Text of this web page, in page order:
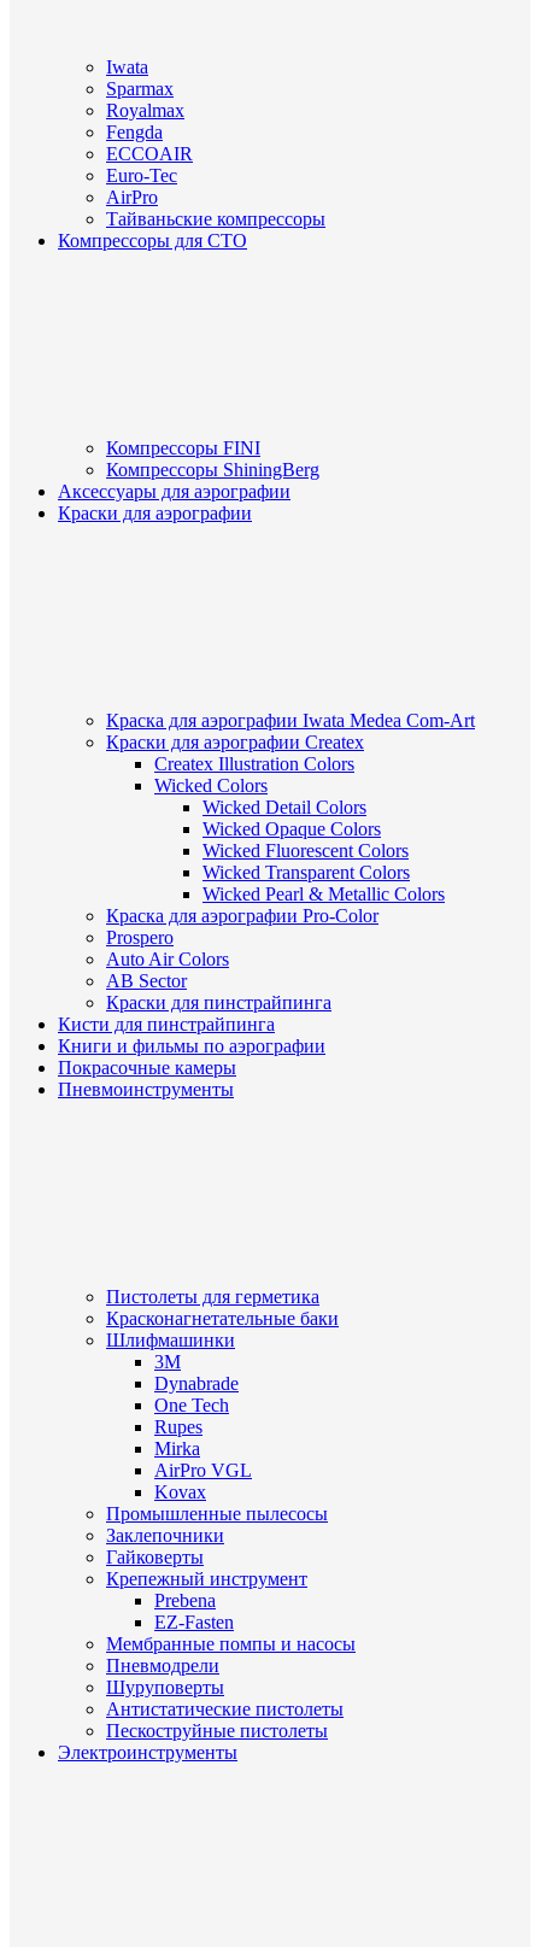
Iwata
Sparmax
Royalmax
Fengda
ECCOAIR
Euro-Tec
AirPro
Тайваньские компрессоры
Компрессоры для СТО
Компрессоры FINI
Компрессоры ShiningBerg
Аксессуары для аэрографии
Краски для аэрографии
Краска для аэрографии Iwata Medea Com-Art
Краски для аэрографии Createx
Createx Illustration Colors
Wicked Colors
Wicked Detail Colors
Wicked Opaque Colors
Wicked Fluorescent Colors
Wicked Transparent Colors
Wicked Pearl & Metallic Colors
Краска для аэрографии Pro-Color
Prospero
Auto Air Colors
AB Sector
Краски для пинстрайпинга
Кисти для пинстрайпинга
Книги и фильмы по аэрографии
Покрасочные камеры
Пневмоинструменты
Пистолеты для герметика
Красконагнетательные баки
Шлифмашинки
3M
Dynabrade
One Tech
Rupes
Mirka
AirPro VGL
Kovax
Промышленные пылесосы
Заклепочники
Гайковерты
Крепежный инструмент
Prebena
EZ-Fasten
Мембранные помпы и насосы
Пневмодрели
Шуруповерты
Антистатические пистолеты
Пескоструйные пистолеты
Электроинструменты